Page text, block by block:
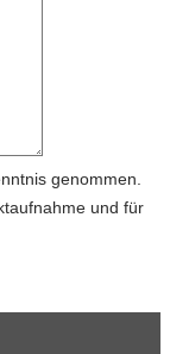
genommen.
und für